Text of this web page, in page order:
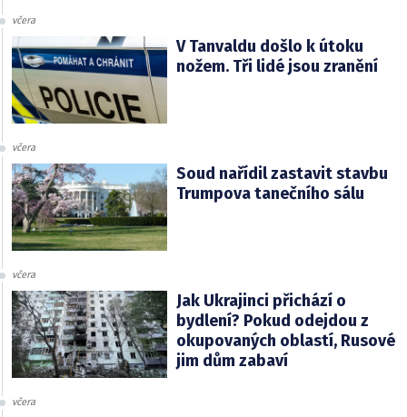
včera
V Tanvaldu došlo k útoku
nožem. Tři lidé jsou zranění
včera
Soud nařídil zastavit stavbu
Trumpova tanečního sálu
včera
Jak Ukrajinci přichází o
bydlení? Pokud odejdou z
okupovaných oblastí, Rusové
jim dům zabaví
včera